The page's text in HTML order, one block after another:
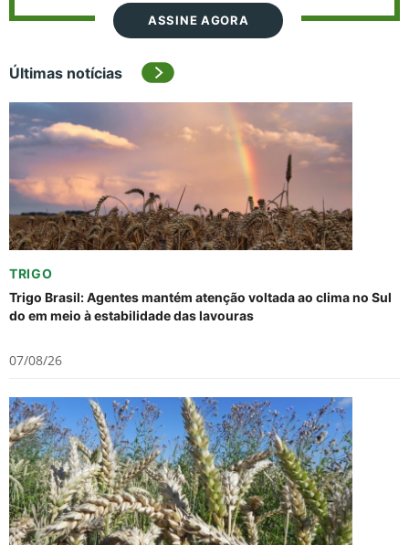
ASSINE AGORA
Últimas notícias
TRIGO
Trigo Brasil: Agentes mantém atenção voltada ao clima no Sul
do em meio à estabilidade das lavouras
07/08/26